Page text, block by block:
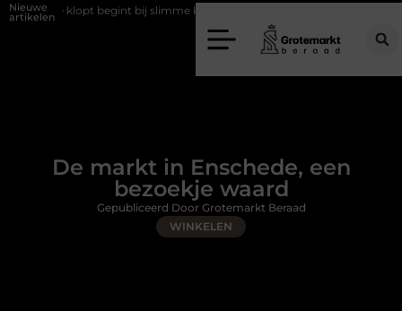
Nieuwe
artikelen
bij slimme keuzes Waarom kiezen voor een rijschool in Utrecht?
De markt in Enschede, een
bezoekje waard
WINKELEN
Gepubliceerd Door Grotemarkt Beraad